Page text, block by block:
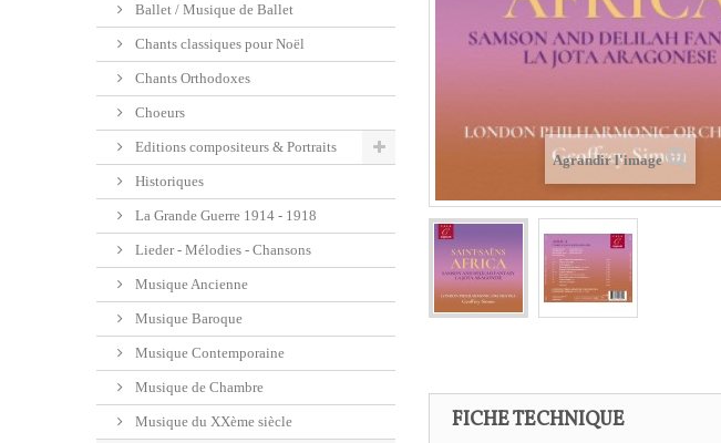
Ballet / Musique de Ballet
Chants classiques pour Noël
Chants Orthodoxes
Choeurs
Editions compositeurs & Portraits
Historiques
La Grande Guerre 1914 - 1918
Lieder - Mélodies - Chansons
Musique Ancienne
Musique Baroque
Musique Contemporaine
Musique de Chambre
Musique du XXème siècle
Agrandir l'image
FICHE TECHNIQUE